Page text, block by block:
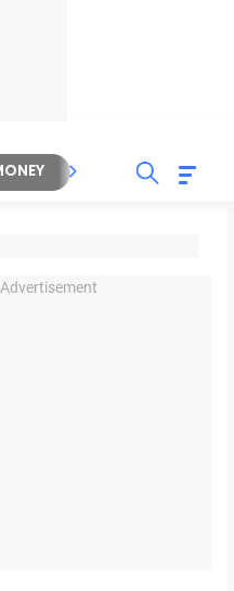
INSPIRASI BISNIS
Advertisement